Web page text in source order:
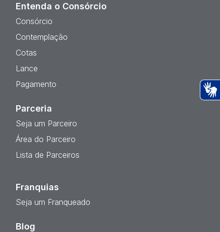
Entenda o Consórcio
Consórcio
Contemplação
Cotas
Lance
Pagamento
Parceria
Seja um Parceiro
Área do Parceiro
Lista de Parceiros
Franquias
Seja um Franqueado
Blog